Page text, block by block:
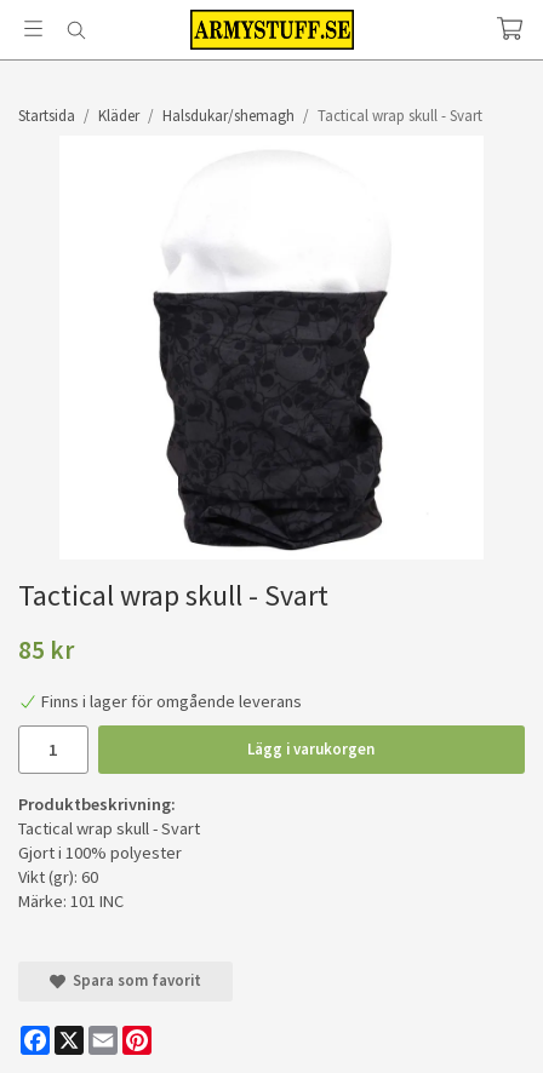
Startsida / Kläder / Halsdukar/shemagh / Tactical wrap skull - Svart
Tactical wrap skull - Svart
85 kr
Finns i lager för omgående leverans
Lägg i varukorgen
Produktbeskrivning:
Tactical wrap skull - Svart
Gjort i 100% polyester
Vikt (gr): 60
Märke: 101 INC
Spara som favorit
Facebook
X Email